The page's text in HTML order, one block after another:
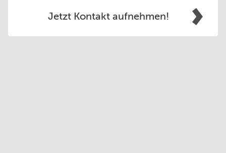
Jetzt Kontakt aufnehmen!